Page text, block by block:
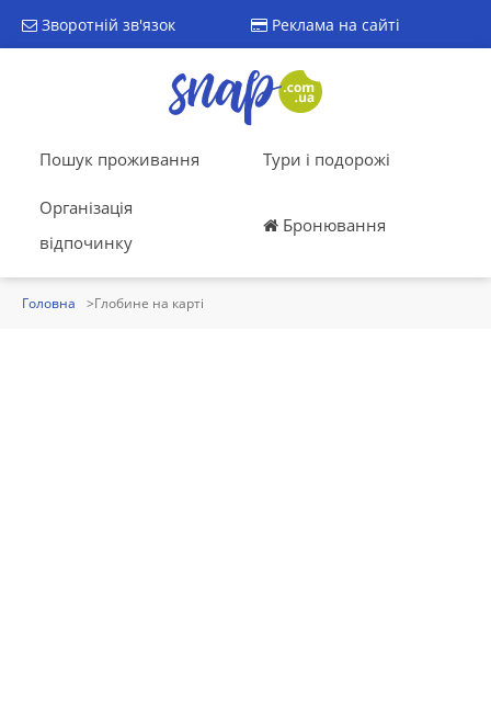
Зворотній зв'язок Реклама на сайті
Пошук проживання Тури і подорожі
Організація
відпочинку
Бронювання
Головна Глобине на карті